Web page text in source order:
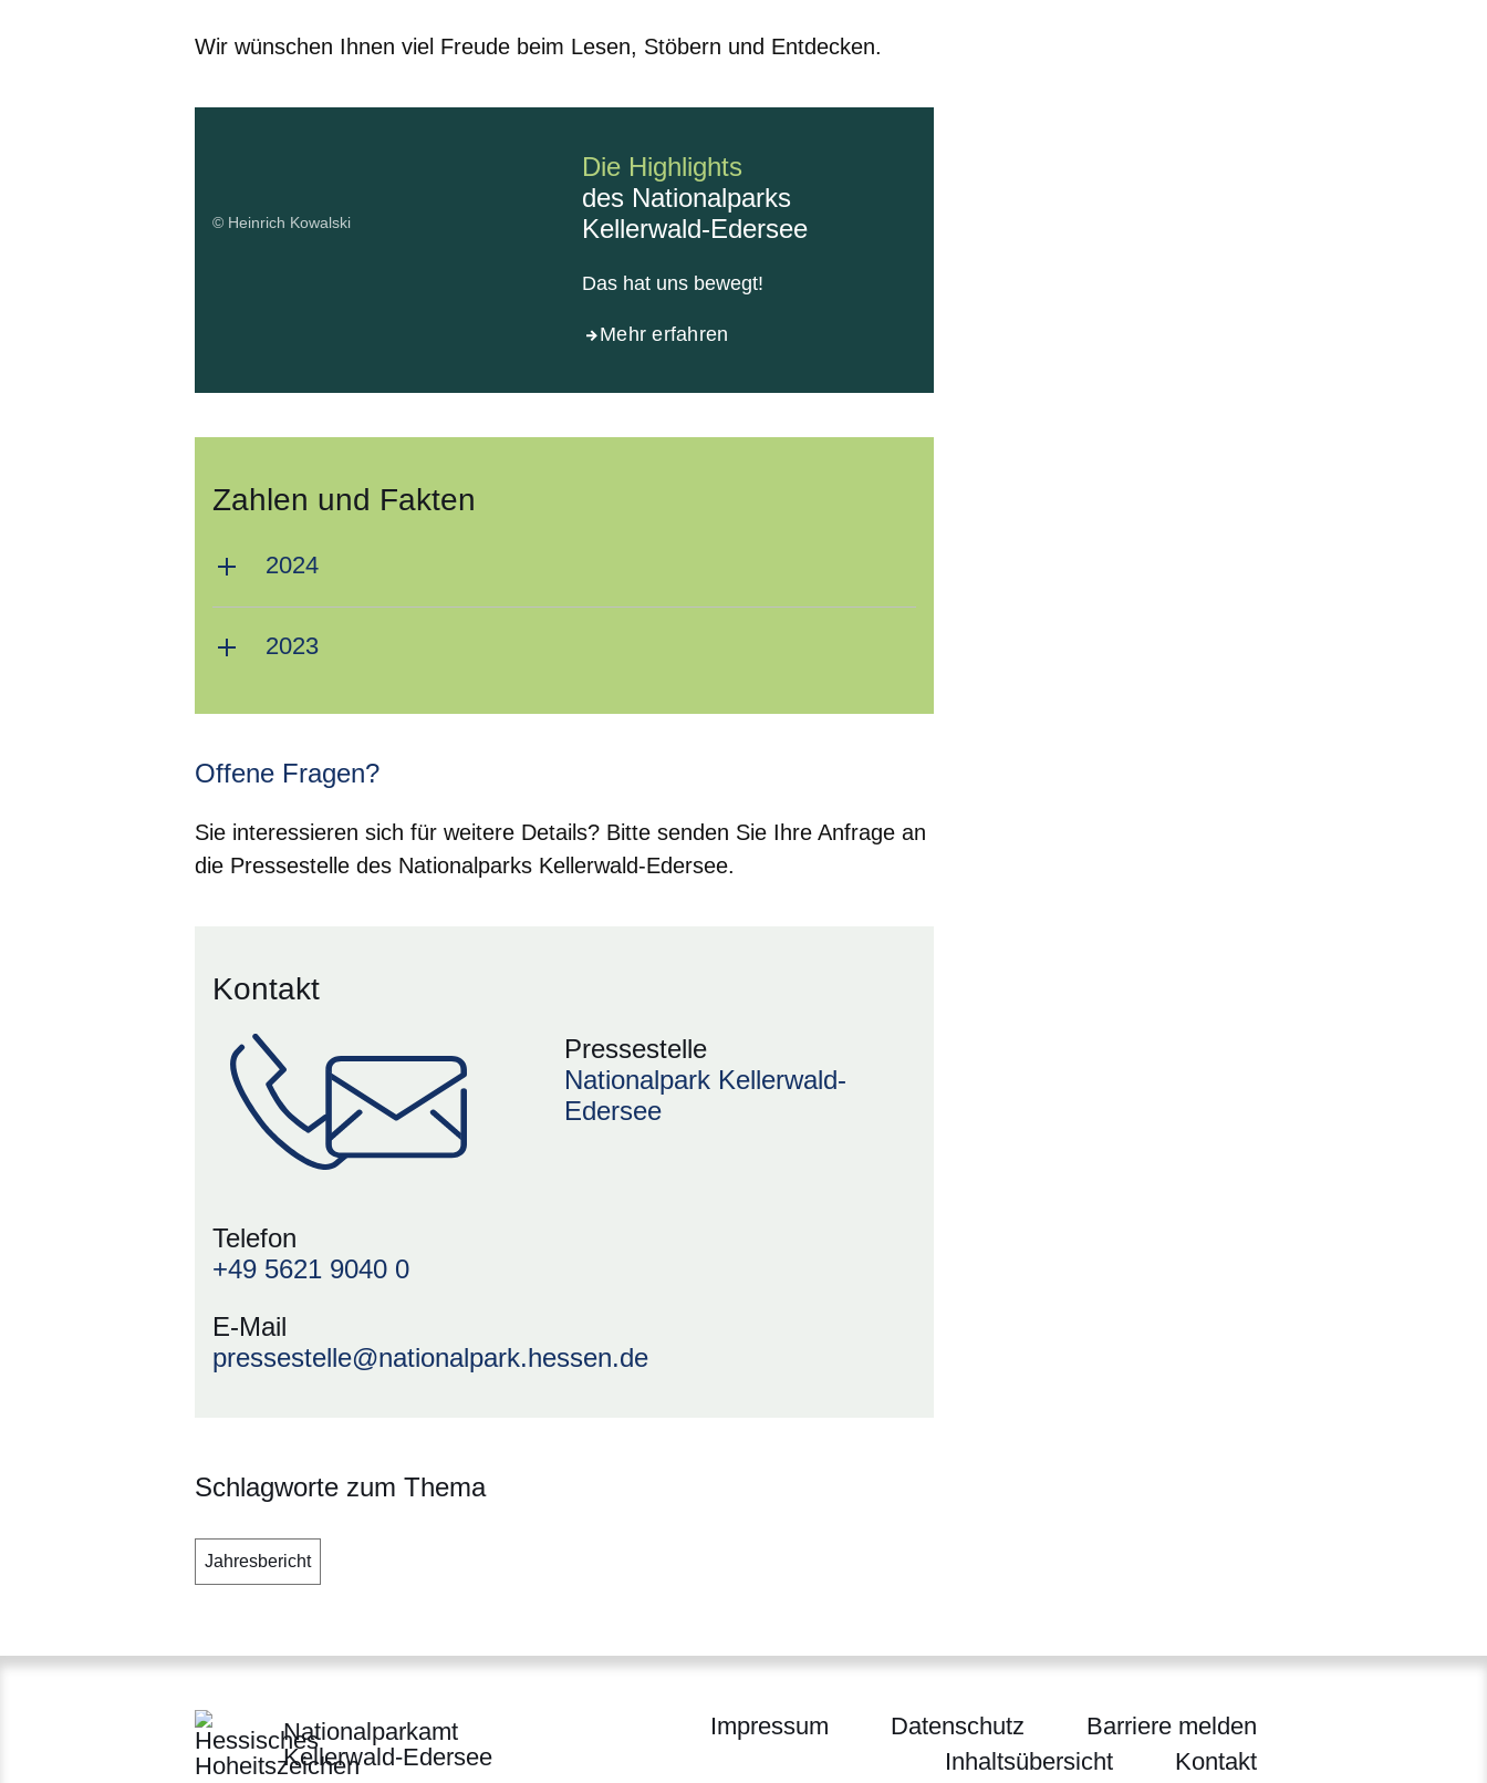
Wir wünschen Ihnen viel Freude beim Lesen, Stöbern und Entdecken.
© Heinrich Kowalski
Die Highlights
des Nationalparks
Kellerwald-Edersee
Das hat uns bewegt!
Mehr erfahren
Zahlen und Fakten
2024
2023
Offene Fragen?
Sie interessieren sich für weitere Details? Bitte senden Sie Ihre Anfrage an
die Pressestelle des Nationalparks Kellerwald-Edersee.
Kontakt
Pressestelle
Nationalpark Kellerwald-
Edersee
Telefon
+49 5621 9040 0
E-Mail
pressestelle@nationalpark.hessen.de
Schlagworte zum Thema
Jahresbericht
Nationalparkamt
Kellerwald-Edersee
Impressum Datenschutz
Barriere melden
Inhaltsübersicht
Kontakt